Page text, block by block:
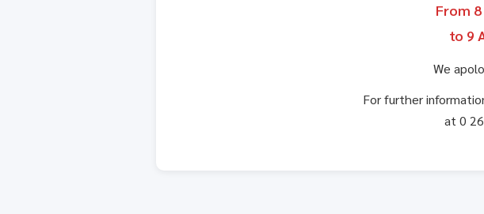
From
to 9
We
For further
at 0